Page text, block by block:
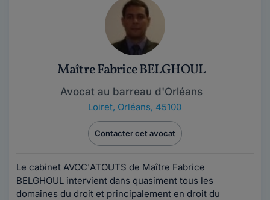
Maître Fabrice BELGHOUL
Avocat au barreau d'Orléans
Loiret, Orléans, 45100
Contacter cet avocat
Le cabinet AVOC'ATOUTS de Maître Fabrice
BELGHOUL intervient dans quasiment tous les
domaines du droit et principalement en droit du